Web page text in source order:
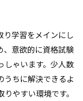
り学習をメインにし
、意欲的に資格試験
しゃいます。少人数
うちに解決できるよ
やすい環境です。